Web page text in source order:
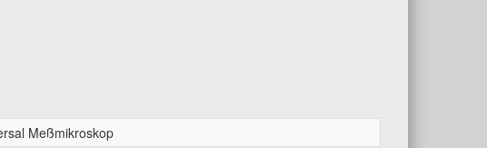
Meßmikroskop